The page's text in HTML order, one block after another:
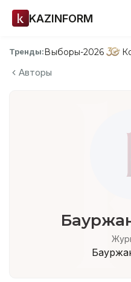
KAZINFORM
Тренды:Выборы-2026
Авторы